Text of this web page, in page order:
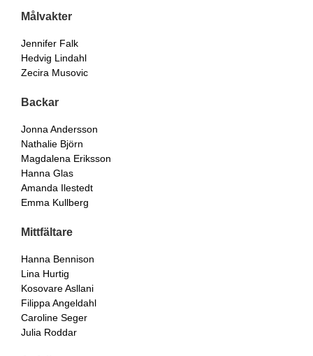
Målvakter
Jennifer Falk
Hedvig Lindahl
Zecira Musovic
Backar
Jonna Andersson
Nathalie Björn
Magdalena Eriksson
Hanna Glas
Amanda Ilestedt
Emma Kullberg
Mittfältare
Hanna Bennison
Lina Hurtig
Kosovare Asllani
Filippa Angeldahl
Caroline Seger
Julia Roddar